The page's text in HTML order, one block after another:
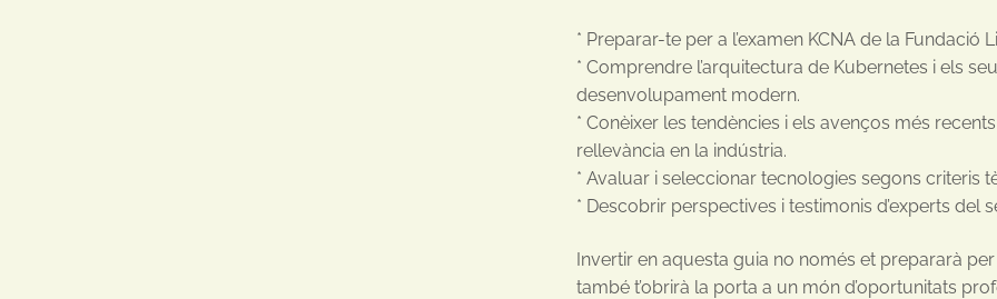
* Preparar-te per a l’examen KCNA de la Fundació
* Comprendre l’arquitectura de Kubernetes i els
desenvolupament modern.
* Conèixer les tendències i els avenços més
rellevància en la indústria.
* Avaluar i seleccionar tecnologies segons criteris
* Descobrir perspectives i testimonis d’experts del
Invertir en aquesta guia no només et prepararà per
també t’obrirà la porta a un món d’oportunitats